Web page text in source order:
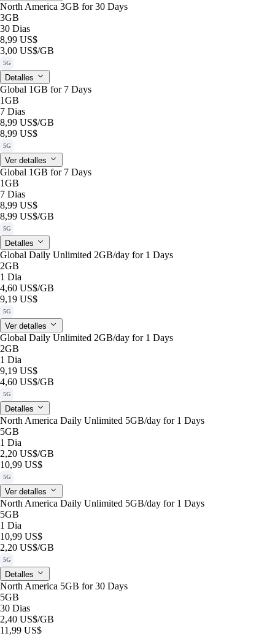
North America 3GB for 30 Days
3GB
30 Dias
8,99 US$
3,00 US$/GB
5G
Detalles
Global 1GB for 7 Days
1GB
7 Dias
8,99 US$/GB
8,99 US$
5G
Ver detalles
Global 1GB for 7 Days
1GB
7 Dias
8,99 US$
8,99 US$/GB
5G
Detalles
Global Daily Unlimited 2GB/day for 1 Days
2GB
1 Dia
4,60 US$/GB
9,19 US$
5G
Ver detalles
Global Daily Unlimited 2GB/day for 1 Days
2GB
1 Dia
9,19 US$
4,60 US$/GB
5G
Detalles
North America Daily Unlimited 5GB/day for 1 Days
5GB
1 Dia
2,20 US$/GB
10,99 US$
5G
Ver detalles
North America Daily Unlimited 5GB/day for 1 Days
5GB
1 Dia
10,99 US$
2,20 US$/GB
5G
Detalles
North America 5GB for 30 Days
5GB
30 Dias
2,40 US$/GB
11,99 US$